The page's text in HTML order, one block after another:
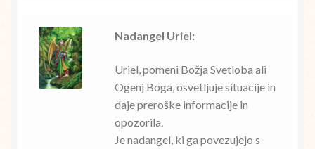
Nadangel Uriel:
Uriel, pomeni Božja Svetloba ali
Ogenj Boga, osvetljuje situacije in
daje preroške informacije in
opozorila.
Je nadangel, ki ga povezujejo s